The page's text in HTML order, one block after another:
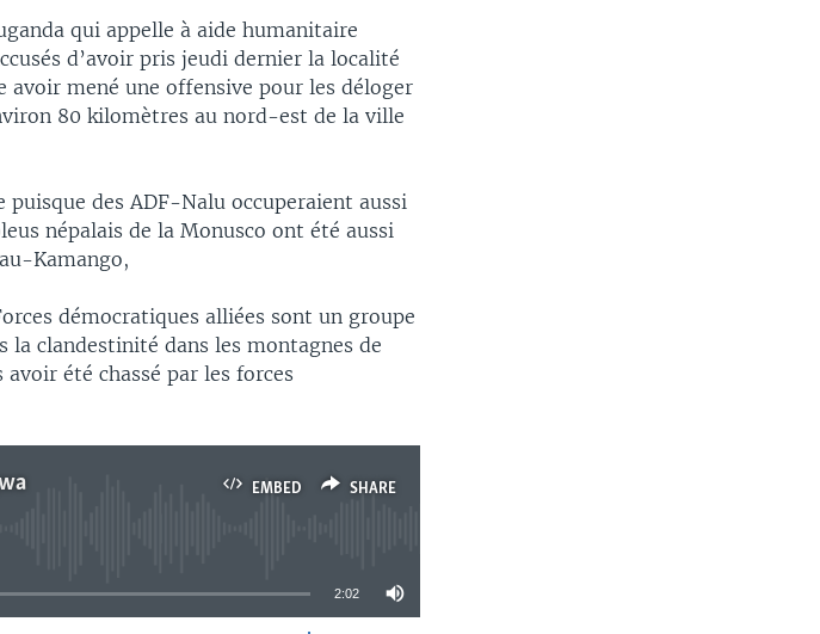
qui appelle à aide humanitaire
d’avoir pris jeudi dernier la localité
avoir mené une offensive pour les déloger
80 kilomètres au nord-est de la ville
des ADF-Nalu occuperaient aussi
népalais de la Monusco ont été aussi
Kamango,
démocratiques alliées sont un groupe
la clandestinité dans les montagnes de
été chassé par les forces
EMBED SHARE
2:02